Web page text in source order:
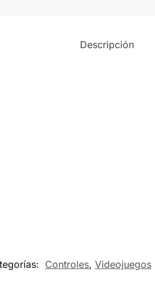
Descripción
Controles, Videojuegos